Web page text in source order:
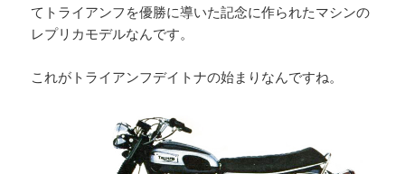
てトライアンフを優勝に導いた記念に作られたマシンの
レプリカモデルなんです。
これがトライアンフデイトナの始まりなんですね。